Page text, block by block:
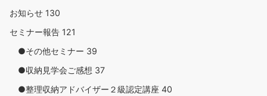
お知らせ 130
セミナー報告 121
●その他セミナー 39
●収納見学会ご感想 37
●整理収納アドバイザー２級認定講座 40